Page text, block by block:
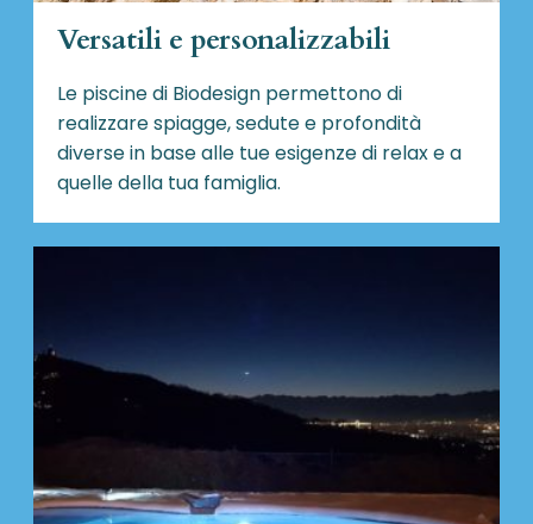
Versatili e personalizzabili
Le piscine di Biodesign permettono di
realizzare spiagge, sedute e profondità
diverse in base alle tue esigenze di relax e a
quelle della tua famiglia.